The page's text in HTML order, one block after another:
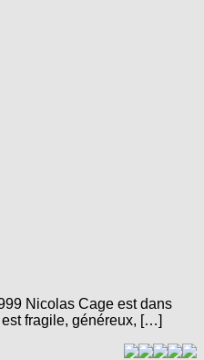
Nicolas Cage est dans
est fragile, généreux, […]